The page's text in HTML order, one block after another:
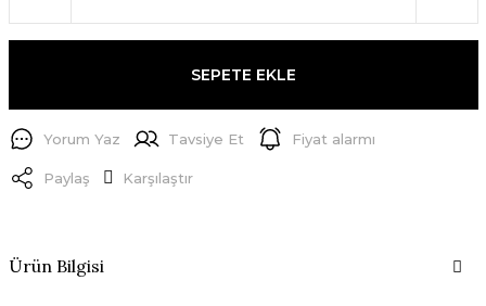
SEPETE EKLE
Yorum Yaz Tavsiye Et Fiyat alarmı
Paylaş Karşılaştır
Ürün Bilgisi